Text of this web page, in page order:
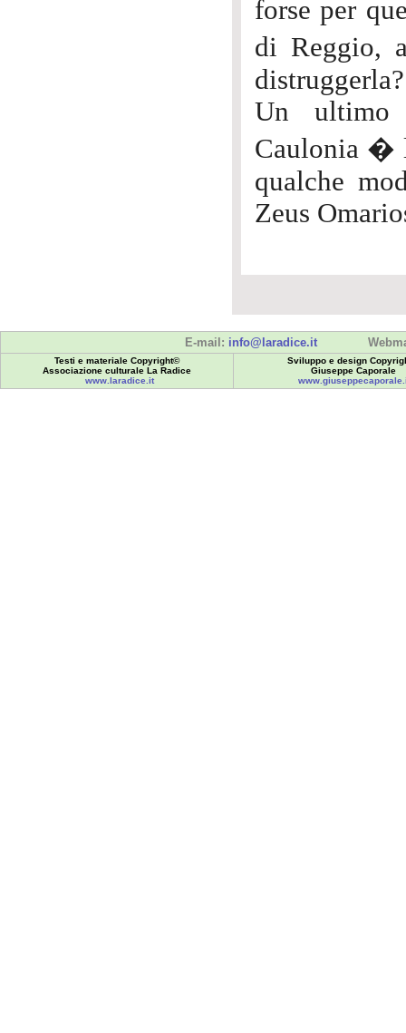
forse per
di Reggio,
distruggerla?
Un ultimo
Caulonia �
qualche
Zeus
E-mail: info@laradice.it
Testi e materiale Copyright©
Associazione culturale La Radice
www.laradice.it
Sviluppo e design
Giuseppe Caporale